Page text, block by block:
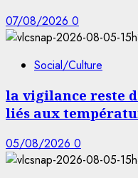
07/08/2026 0
Social/Culture
la vigilance reste
liés aux
05/08/2026 0